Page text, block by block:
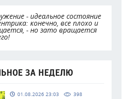
- идеальное состояние
конечно, все плохо и
- но зато вращается
ЗА НЕДЕЛЮ
01.08.2026 23:03 398